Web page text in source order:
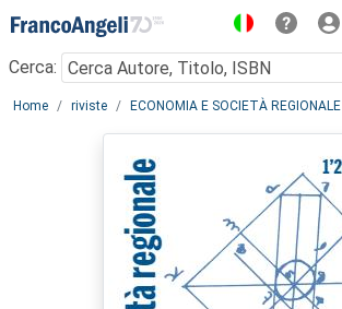
Menu
Cerca:
Main content
Home riviste ECONOMIA E SOCIETÀ REGIONALE